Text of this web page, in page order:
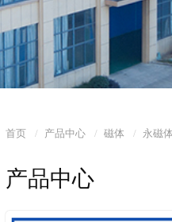
首页 产品中心 磁体 永磁体
产品中心